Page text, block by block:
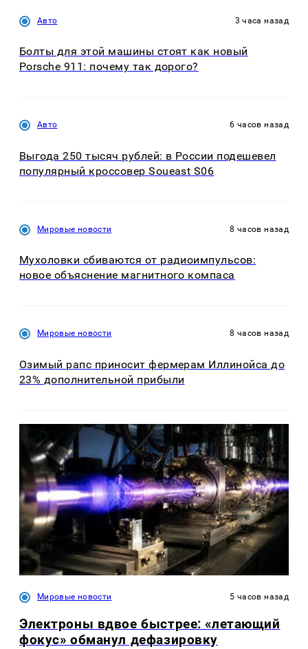
Авто 3 часа назад
Болты для этой машины стоят как новый
Porsche 911: почему так дорого?
Авто 6 часов назад
Выгода 250 тысяч рублей: в России подешевел
популярный кроссовер Soueast S06
Мировые новости 8 часов назад
Мухоловки сбиваются от радиоимпульсов:
новое объяснение магнитного компаса
Мировые новости 8 часов назад
Озимый рапс приносит фермерам Иллинойса до
23% дополнительной прибыли
Мировые новости 5 часов назад
Электроны вдвое быстрее: «летающий
фокус» обманул дефазировку